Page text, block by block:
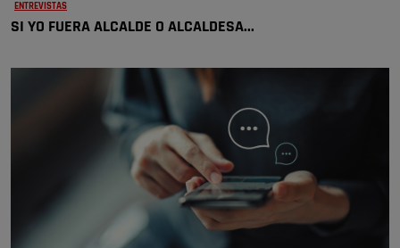
ENTREVISTAS
SI YO FUERA ALCALDE O ALCALDESA...